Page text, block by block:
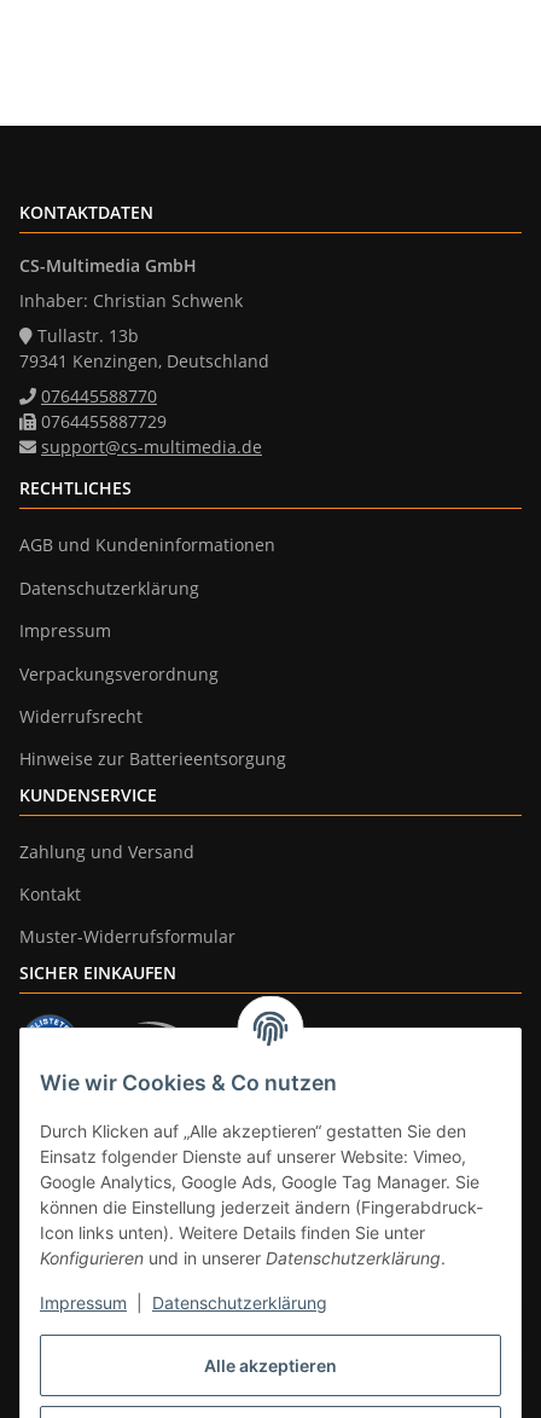
Alle akzeptieren
Wie wir Cookies & Co nutzen
Durch Klicken auf „Alle akzeptieren“ gestatten Sie den
Einsatz folgender Dienste auf unserer Website: Vimeo,
Google Analytics, Google Ads, Google Tag Manager. Sie
können die Einstellung jederzeit ändern (Fingerabdruck-
Icon links unten). Weitere Details finden Sie unter
Konfigurieren und in unserer Datenschutzerklärung.
Impressum Datenschutzerklärung
KONTAKTDATEN
CS-Multimedia GmbH
Inhaber: Christian Schwenk
Tullastr. 13b
79341 Kenzingen, Deutschland
076445588770
0764455887729
support@cs-multimedia.de
RECHTLICHES
AGB und Kundeninformationen
Datenschutzerklärung
Impressum
Verpackungsverordnung
Widerrufsrecht
Hinweise zur Batterieentsorgung
KUNDENSERVICE
Zahlung und Versand
Kontakt
Muster-Widerrufsformular
SICHER EINKAUFEN
* Alle Preise inkl. gesetzlicher Mwst., zzgl.Versand
DE, gilt nicht für Großgeräte per Spedition). Artikel mit 0% MwSt. (gem. §